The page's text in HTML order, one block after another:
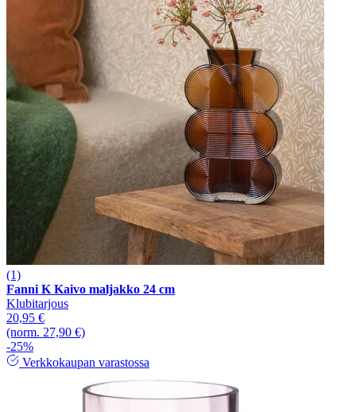
(1)
Fanni K Kaivo maljakko 24 cm
Klubitarjous
20,95 €
(norm. 27,90 €)
-25%
Verkkokaupan varastossa